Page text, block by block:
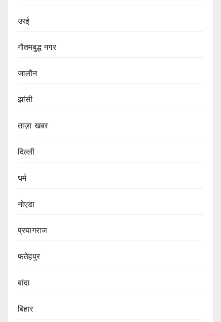
उरई
गौतमबुद्ध नगर
जालौन
झांसी
ताज़ा खबर
दिल्ली
धर्म
नोएडा
प्रयागराज
फतेहपुर
बांदा
बिहार